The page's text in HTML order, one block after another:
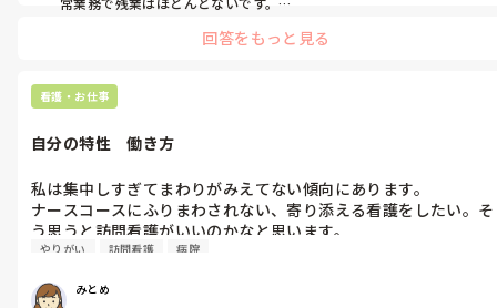
ることは次の勤務の方にお願いしています。
回答をもっと見る
看護・お仕事
自分の特性　働き方
私は集中しすぎてまわりがみえてない傾向にあります。
ナースコースにふりまわされない、寄り添える看護をしたい。そ
う思うと訪問看護がいいのかなと思います。
ただ、訪問看護だと病院ではないから治療したり回復を手助けす
ますか。
やりがい 訪問看護 病院
みとめ